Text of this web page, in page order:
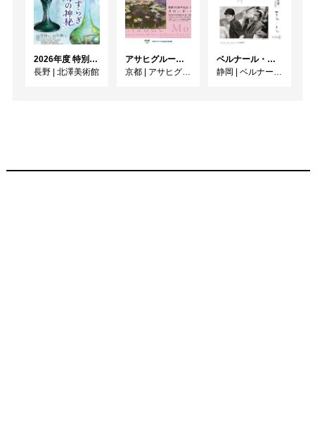
2026年度 特別展「ガレとドーム、アール･ヌーヴォーのガラス 水辺のやすらぎ、海の神秘」
長野
北澤美術館
アサヒグループ大山崎山荘美術館 開館30周年記念展「没後100年 クロード・モネ」
京都
アサヒグループ大山崎山荘美術館
ベルナール・ビュフェと写真 ーカメラがとらえたビュフェとその時代、そして21 世紀へ
静岡
ベルナール・ビュフェ美術館